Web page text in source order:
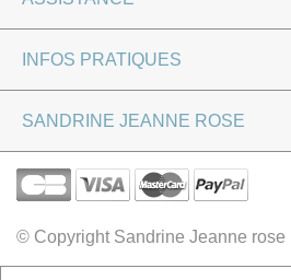
INFOS PRATIQUES
SANDRINE JEANNE ROSE
© Copyright Sandrine Jeanne rose |